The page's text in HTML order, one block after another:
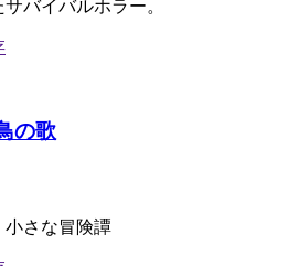
バイバルホラー。
の歌
小さな冒険譚